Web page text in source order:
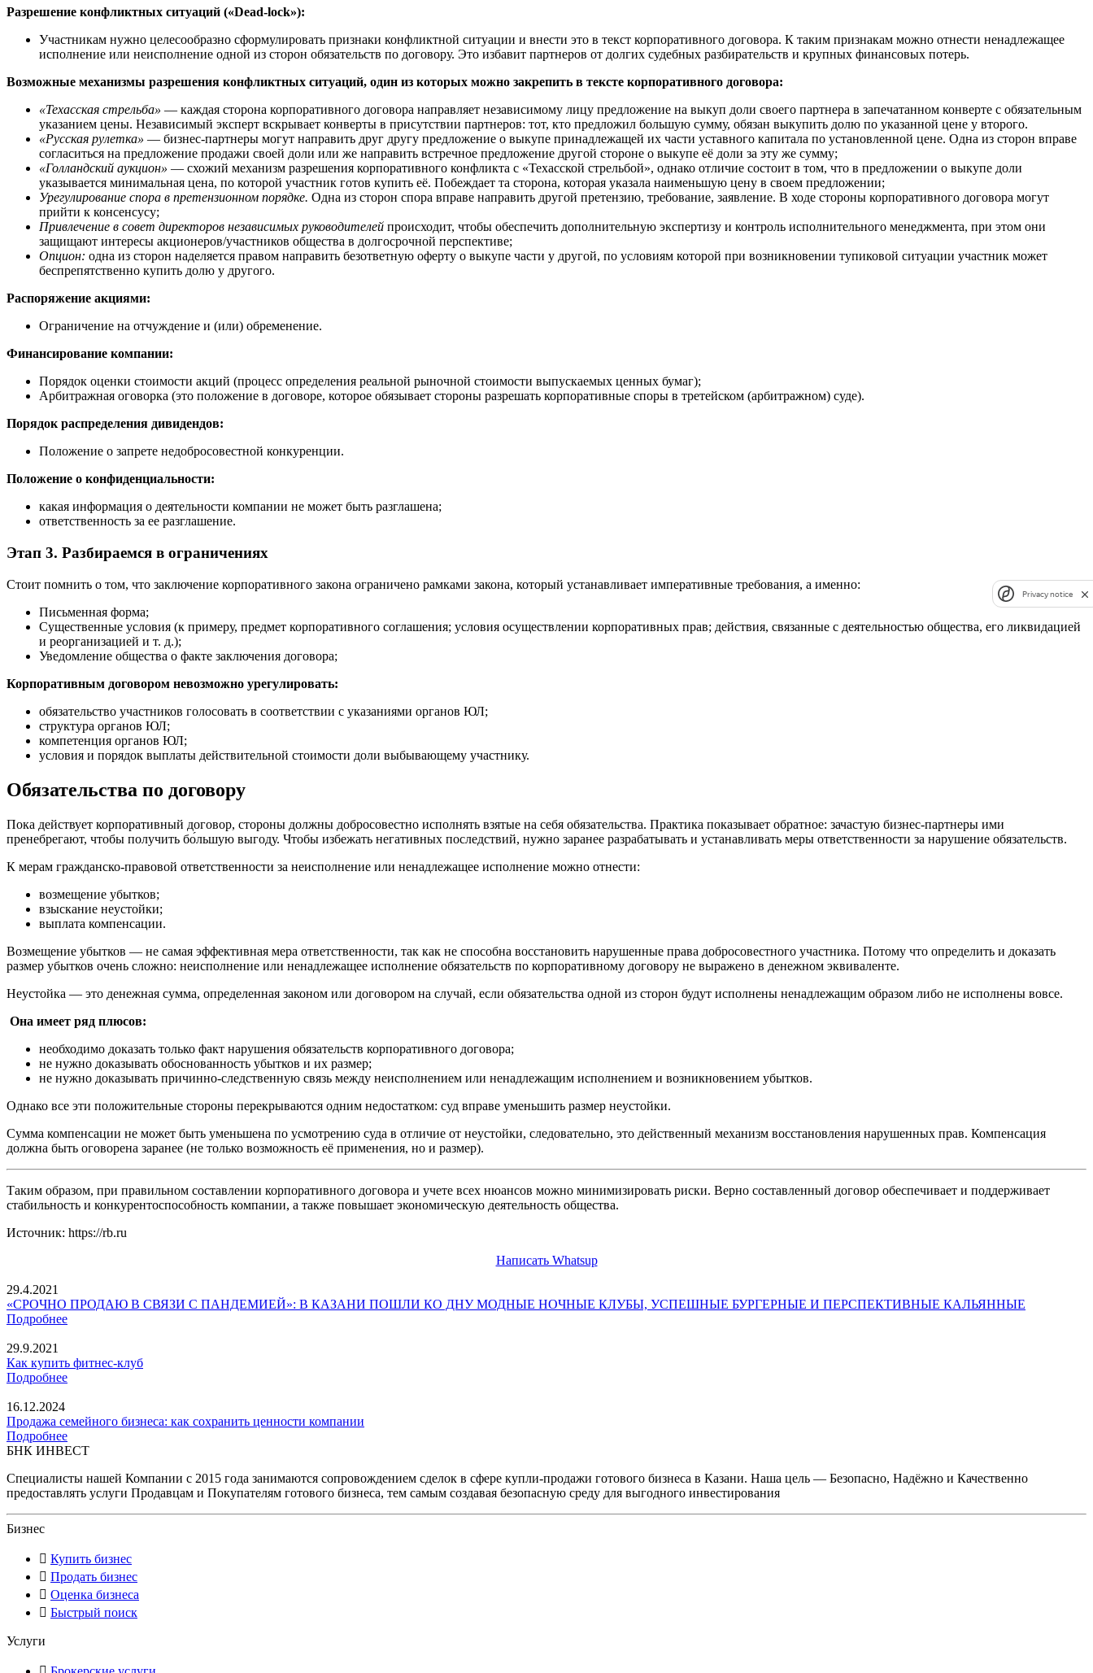
Разрешение конфликтных ситуаций («Dead-lock»):
Участникам нужно целесообразно сформулировать признаки конфликтной ситуации и внести это в текст корпоративного договора. К таким признакам можно отнести ненадлежащее
исполнение или неисполнение одной из сторон обязательств по договору. Это избавит партнеров от долгих судебных разбирательств и крупных финансовых потерь.
Возможные механизмы разрешения конфликтных ситуаций, один из которых можно закрепить в тексте корпоративного договора:
«Техасская стрельба» — каждая сторона корпоративного договора направляет независимому лицу предложение на выкуп доли своего партнера в запечатанном конверте с обязательным
указанием цены. Независимый эксперт вскрывает конверты в присутствии партнеров: тот, кто предложил большую сумму, обязан выкупить долю по указанной цене у второго.
«Русская рулетка» — бизнес-партнеры могут направить друг другу предложение о выкупе принадлежащей их части уставного капитала по установленной цене. Одна из сторон вправе
согласиться на предложение продажи своей доли или же направить встречное предложение другой стороне о выкупе её доли за эту же сумму;
«Голландский аукцион» — схожий механизм разрешения корпоративного конфликта с «Техасской стрельбой», однако отличие состоит в том, что в предложении о выкупе доли
указывается минимальная цена, по которой участник готов купить её. Побеждает та сторона, которая указала наименьшую цену в своем предложении;
Урегулирование спора в претензионном порядке. Одна из сторон спора вправе направить другой претензию, требование, заявление. В ходе стороны корпоративного договора могут
прийти к консенсусу;
Привлечение в совет директоров независимых руководителей происходит, чтобы обеспечить дополнительную экспертизу и контроль исполнительного менеджмента, при этом они
защищают интересы акционеров/участников общества в долгосрочной перспективе;
Опцион: одна из сторон наделяется правом направить безответную оферту о выкупе части у другой, по условиям которой при возникновении тупиковой ситуации участник может
беспрепятственно купить долю у другого.
Распоряжение акциями:
Ограничение на отчуждение и (или) обременение.
Финансирование компании:
Порядок оценки стоимости акций (процесс определения реальной рыночной стоимости выпускаемых ценных бумаг);
Арбитражная оговорка (это положение в договоре, которое обязывает стороны разрешать корпоративные споры в третейском (арбитражном) суде).
Порядок распределения дивидендов:
Положение о запрете недобросовестной конкуренции.
Положение о конфиденциальности:
какая информация о деятельности компании не может быть разглашена;
ответственность за ее разглашение.
Этап 3. Разбираемся в ограничениях
Стоит помнить о том, что заключение корпоративного закона ограничено рамками закона, который устанавливает императивные требования, а именно:
Письменная форма;
Существенные условия (к примеру, предмет корпоративного соглашения; условия осуществлении корпоративных прав; действия, связанные с деятельностью общества, его ликвидацией
и реорганизацией и т. д.);
Уведомление общества о факте заключения договора;
Корпоративным договором невозможно урегулировать:
обязательство участников голосовать в соответствии с указаниями органов ЮЛ;
структура органов ЮЛ;
компетенция органов ЮЛ;
условия и порядок выплаты действительной стоимости доли выбывающему участнику.
Обязательства по договору
Пока действует корпоративный договор, стороны должны добросовестно исполнять взятые на себя обязательства. Практика показывает обратное: зачастую бизнес-партнеры ими
пренебрегают, чтобы получить бо́льшую выгоду. Чтобы избежать негативных последствий, нужно заранее разрабатывать и устанавливать меры ответственности за нарушение обязательств.
К мерам гражданско-правовой ответственности за неисполнение или ненадлежащее исполнение можно отнести:
возмещение убытков;
взыскание неустойки;
выплата компенсации.
Возмещение убытков — не самая эффективная мера ответственности, так как не способна восстановить нарушенные права добросовестного участника. Потому что определить и доказать
размер убытков очень сложно: неисполнение или ненадлежащее исполнение обязательств по корпоративному договору не выражено в денежном эквиваленте.
Неустойка — это денежная сумма, определенная законом или договором на случай, если обязательства одной из сторон будут исполнены ненадлежащим образом либо не исполнены вовсе.
Она имеет ряд плюсов:
необходимо доказать только факт нарушения обязательств корпоративного договора;
не нужно доказывать обоснованность убытков и их размер;
не нужно доказывать причинно-следственную связь между неисполнением или ненадлежащим исполнением и возникновением убытков.
Однако все эти положительные стороны перекрываются одним недостатком: суд вправе уменьшить размер неустойки.
Сумма компенсации не может быть уменьшена по усмотрению суда в отличие от неустойки, следовательно, это действенный механизм восстановления нарушенных прав. Компенсация
должна быть оговорена заранее (не только возможность её применения, но и размер).
Таким образом, при правильном составлении корпоративного договора и учете всех нюансов можно минимизировать риски. Верно составленный договор обеспечивает и поддерживает
стабильность и конкурентоспособность компании, а также повышает экономическую деятельность общества.
Источник: https://rb.ru
Написать Whatsup
29.4.2021
«СРОЧНО ПРОДАЮ В СВЯЗИ С ПАНДЕМИЕЙ»: В КАЗАНИ ПОШЛИ КО ДНУ МОДНЫЕ НОЧНЫЕ КЛУБЫ, УСПЕШНЫЕ БУРГЕРНЫЕ И ПЕРСПЕКТИВНЫЕ КАЛЬЯННЫЕ
Подробнее
29.9.2021
Как купить фитнес-клуб
Подробнее
16.12.2024
Продажа семейного бизнеса: как сохранить ценности компании
Подробнее
БНК ИНВЕСТ
Специалисты нашей Компании с 2015 года занимаются сопровождением сделок в сфере купли-продажи готового бизнеса в Казани. Наша цель — Безопасно, Надёжно и Качественно
предоставлять услуги Продавцам и Покупателям готового бизнеса, тем самым создавая безопасную среду для выгодного инвестирования
Бизнес
Купить бизнес
Продать бизнес
Оценка бизнеса
Быстрый поиск
Услуги
Privacy notice